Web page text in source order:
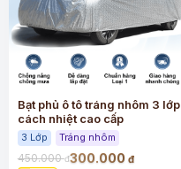
Bạt phủ ô tô tráng nhôm 3 lớp
cách nhiệt cao cấp
3 Lớp Tráng nhôm
450.000đ300.000 đ